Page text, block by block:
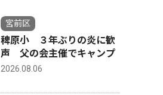
宮前区
稗原小 ３年ぶりの炎に歓
声 父の会主催でキャンプ
2026.08.06